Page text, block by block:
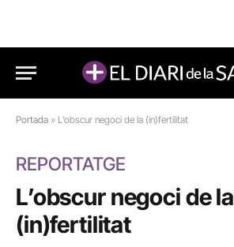
Portada » L’obscur negoci de la (in)fertilitat
REPORTATGE
L’obscur negoci de la
(in)fertilitat